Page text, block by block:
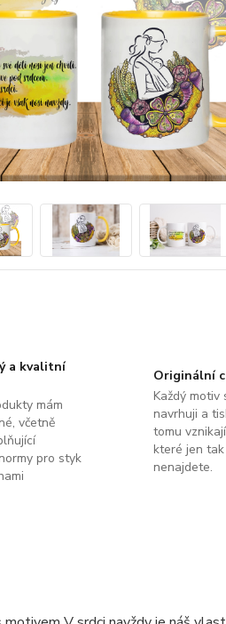
a kvalitní
mám
včetně
pro styk
Originální
Každý motiv
navrhuji a
tomu
které jen
nenajdete.